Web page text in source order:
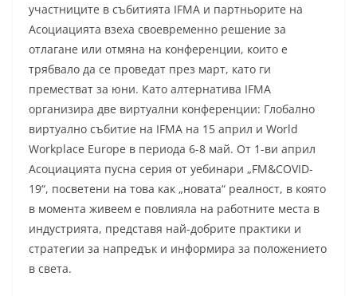
участниците в събитията IFMA и партньорите на
Асоциацията взеха своевременно решение за
отлагане или отмяна на конференции, които е
трябвало да се проведат през март, като ги
преместват за юни. Като алтернатива IFMA
организира две виртуални конференции: Глобално
виртуално събитие на IFMA на 15 април и World
Workplace Europe в периода 6-8 май. От 1-ви април
Асоциацията пусна серия от уебинари „FM&COVID-
19“, посветени на това как „новата“ реалност, в която
в момента живеем е повлияла на работните места в
индустрията, представя най-добрите практики и
стратегии за напредък и информира за положението
в света.